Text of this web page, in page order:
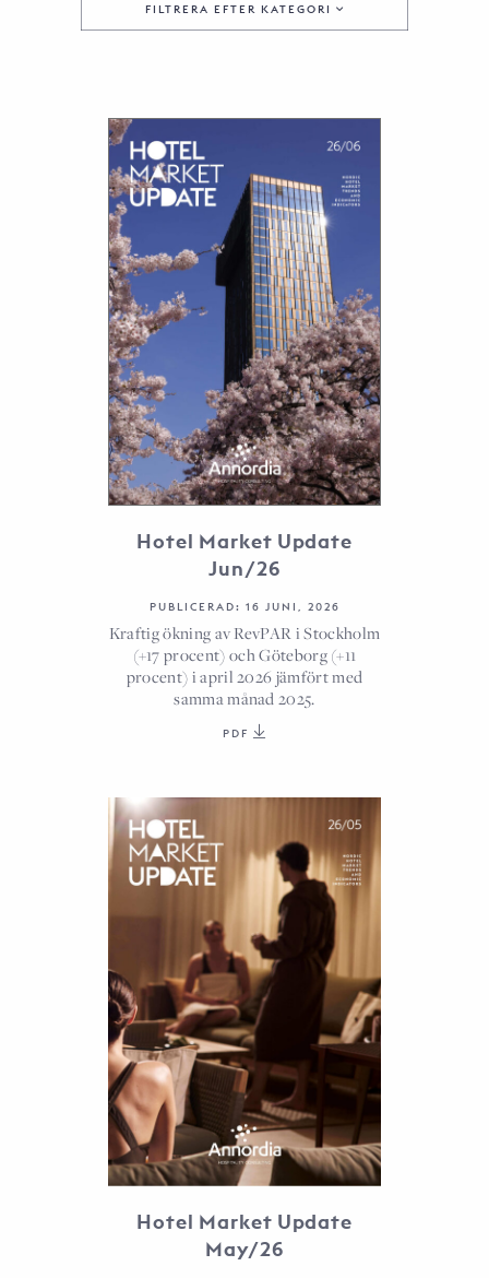
FILTRERA EFTER KATEGORI
Hotel Market Update
Jun/26
PUBLICERAD: 16 JUNI, 2026
Kraftig ökning av RevPAR i Stockholm
(+17 procent) och Göteborg (+11
procent) i april 2026 jämfört med
samma månad 2025.
PDF
Hotel Market Update
May/26